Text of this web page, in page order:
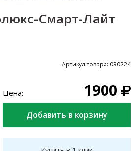
Смарт-Лайт
Артикул товара: 030224
Цена: 1900